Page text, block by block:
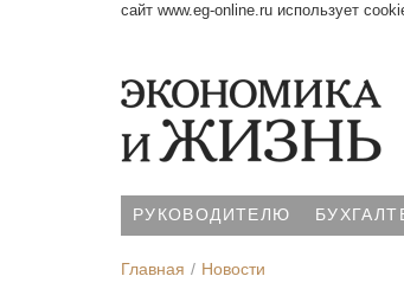
сайт www.eg-online.ru использует
РУКОВОДИТЕЛЮ
Главная Новости